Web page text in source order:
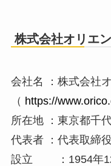
株式会社オリエ
会社名 ：株式会社
（ https://
所在地 ：東京都千
代表者 ：代表取締
設立 ：1954年